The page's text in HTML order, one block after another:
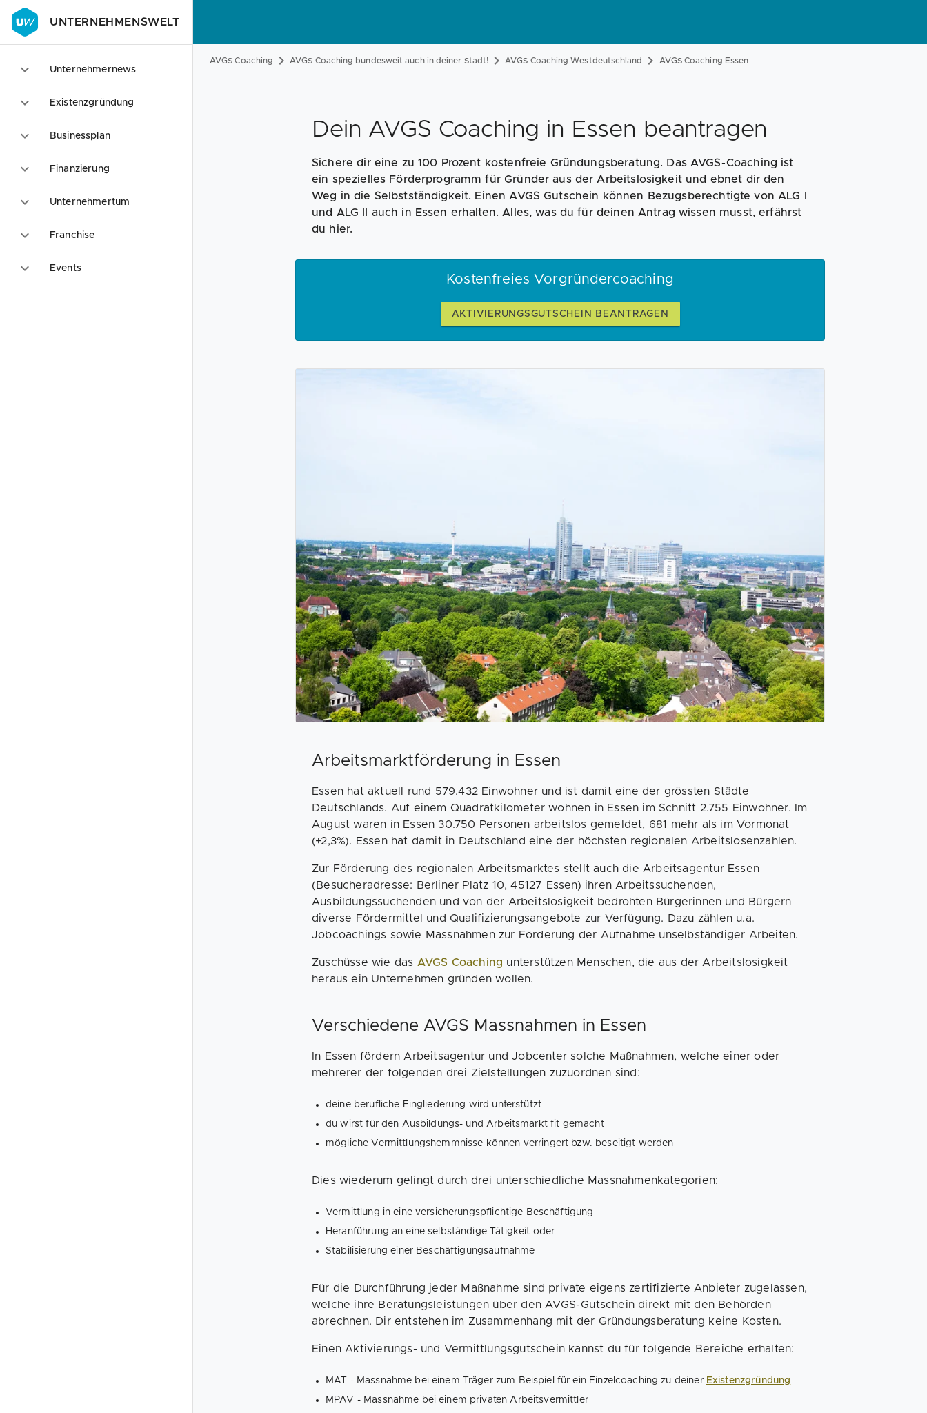
UNTERNEHMENSWELT
Unternehmernews
Existenzgründung
Businessplan
Finanzierung
Unternehmertum
Franchise
Events
AVGS Coaching AVGS Coaching bundesweit auch in deiner Stadt! AVGS Coaching Westdeutschland AVGS Coaching Essen
Dein AVGS Coaching in Essen beantragen
Sichere dir eine zu 100 Prozent kostenfreie Gründungsberatung. Das AVGS-Coaching ist
ein spezielles Förderprogramm für Gründer aus der Arbeitslosigkeit und ebnet dir den
Weg in die Selbstständigkeit. Einen AVGS Gutschein können Bezugsberechtigte von ALG I
und ALG II auch in Essen erhalten. Alles, was du für deinen Antrag wissen musst, erfährst
du hier.
Kostenfreies Vorgründercoaching
AKTIVIERUNGSGUTSCHEIN BEANTRAGEN
Arbeitsmarktförderung in Essen
Essen hat aktuell rund 579.432 Einwohner und ist damit eine der grössten Städte
Deutschlands. Auf einem Quadratkilometer wohnen in Essen im Schnitt 2.755 Einwohner. Im
August waren in Essen 30.750 Personen arbeitslos gemeldet, 681 mehr als im Vormonat
(+2,3%). Essen hat damit in Deutschland eine der höchsten regionalen Arbeitslosenzahlen.
Zur Förderung des regionalen Arbeitsmarktes stellt auch die Arbeitsagentur Essen
(Besucheradresse: Berliner Platz 10, 45127 Essen) ihren Arbeitssuchenden,
Ausbildungssuchenden und von der Arbeitslosigkeit bedrohten Bürgerinnen und Bürgern
diverse Fördermittel und Qualifizierungsangebote zur Verfügung. Dazu zählen u.a.
Jobcoachings sowie Massnahmen zur Förderung der Aufnahme unselbständiger Arbeiten.
Zuschüsse wie das AVGS Coaching unterstützen Menschen, die aus der Arbeitslosigkeit
heraus ein Unternehmen gründen wollen.
Verschiedene AVGS Massnahmen in Essen
In Essen fördern Arbeitsagentur und Jobcenter solche Maßnahmen, welche einer oder
mehrerer der folgenden drei Zielstellungen zuzuordnen sind:
deine berufliche Eingliederung wird unterstützt
du wirst für den Ausbildungs- und Arbeitsmarkt fit gemacht
mögliche Vermittlungshemmnisse können verringert bzw. beseitigt werden
Dies wiederum gelingt durch drei unterschiedliche Massnahmenkategorien:
Vermittlung in eine versicherungspflichtige Beschäftigung
Heranführung an eine selbständige Tätigkeit oder
Stabilisierung einer Beschäftigungsaufnahme
Für die Durchführung jeder Maßnahme sind private eigens zertifizierte Anbieter zugelassen,
welche ihre Beratungsleistungen über den AVGS-Gutschein direkt mit den Behörden
abrechnen. Dir entstehen im Zusammenhang mit der Gründungsberatung keine Kosten.
Einen Aktivierungs- und Vermittlungsgutschein kannst du für folgende Bereiche erhalten:
MAT - Massnahme bei einem Träger zum Beispiel für ein Einzelcoaching zu deiner Existenzgründung
MPAV - Massnahme bei einem privaten Arbeitsvermittler